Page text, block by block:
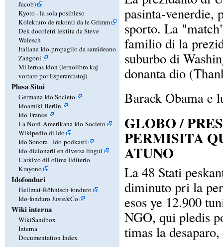
Jacob)
Kyoto - la sola posibleso
Kolekturo de rakonti da le Grimm
Dek docoletri lektita da Steve
Walesch
Italiana Ido-propagilo da samideano
Zangoni
Mi lernas Idon (lernolibro kaj
vortaro por Esperantistoj)
Plusa Situi
Germana Ido Societo
Idoamiki Berlin
Ido-France
La Nord-Amerikana Ido-Societo
Wikipedio di Ido
Ido Sonora - Ido-podkasti
Ido-dicionarii en diversa lingui
L'arkivo dil olima Editerio
Krayono
Idofonduri
Hellmut-Röhnisch-fonduro
Ido-fonduro Juste&Co
Wiki interna
WikiSandbox
Interna
Documentation Index
pasinta-venerdie,
sporto. La
familio di la
suburbo di
donanta dio
Barack Obama e
GLOBO /
PERMISITA
ATUNO
La 48 Stati
diminuto pri la
esos ye 12.900
NGO, qui pledis
timas la